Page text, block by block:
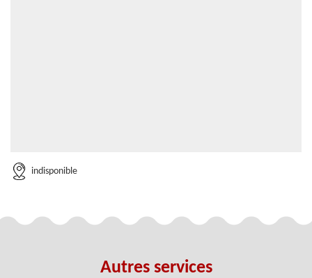
indisponible
Autres services